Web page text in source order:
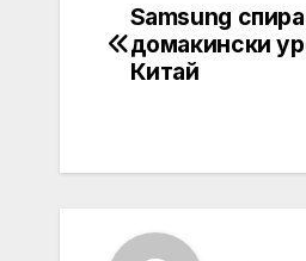
Post
navigation
Samsung
домакински
Китай